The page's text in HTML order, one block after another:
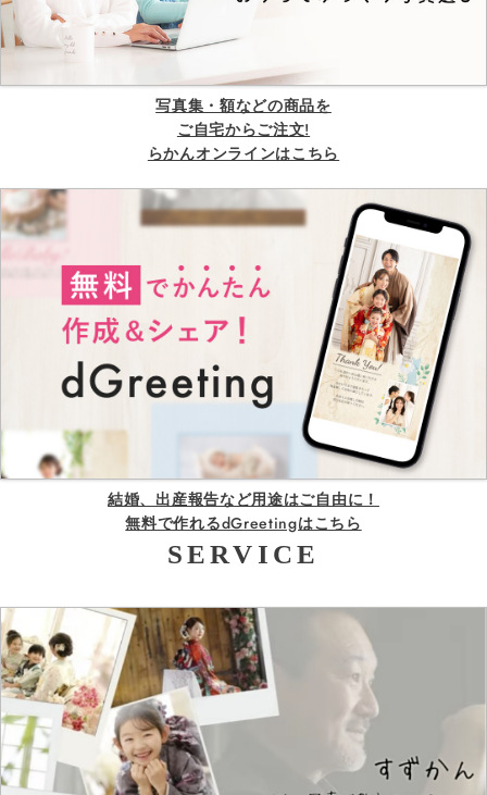
写真集・額などの商品を
ご自宅からご注文!
らかんオンラインはこちら
結婚、出産報告など用途はご自由に！
無料で作れるdGreetingはこちら
SERVICE